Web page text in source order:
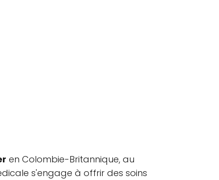
en Colombie-Britannique, au
s'engage à offrir des soins